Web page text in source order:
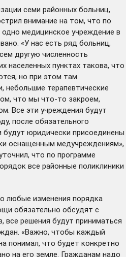
семи районных больниц,
внимание на том, что по
медицинское учреждение в
«У нас есть ряд больниц,
другую численность
населенных пунктах такова, что
но при этом там
небольшие терапевтические
что мы что-то закроем,
Все эти учреждения будут
после обязательного
юридически присоединены
оснащенным медучреждениям»,
что по программе
все районные поликлиники
любые изменения порядка
обязательно обсудят с
все решения будут приниматься
«Важно, чтобы каждый
понимал, что будет конкретно
на его земле. Гражданам надо